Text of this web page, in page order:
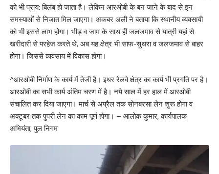
को भी प्राय: बिलंब हो जाता है। लेकिन आरओबी के बन जाने के बाद से इन
समस्याओं से निजात मिल जाएगा। अकबर अली ने बताया कि स्थानीय व्यवसायी
को भी इससे लाभ होगा। भीड़ व जाम के साथ ही जलजमाव से यात्री यहां से
खरीदारी से परहेज करते थे, अब यह क्षेत्र भी साफ-सुथरा व जलजमाव से बाहर
होगा। जिससे व्यवसाय में विकास होगा।
^आरओबी निर्माण के कार्य में तेजी है। इधर रेलवे क्षेत्र का कार्य भी प्रगति पर है।
आरओबी का सभी कार्य अंतिम चरण में है। नये साल में हर हाल में आरओबी
संचालित कर दिया जाएगा। मार्च से अप्रैल तक सोनबरसा लेन शुरू होगा व
अक्टूबर तक पुपरी लेन का काम पूर्ण होगा। – आलोक कुमार, कार्यपालक
अभियंता, पुल निगम